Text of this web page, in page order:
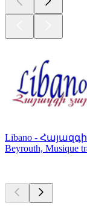
Libano -
Beyrouth, Musique